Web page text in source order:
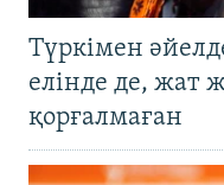
Түркімен
елінде де, жат
қорғалмаған